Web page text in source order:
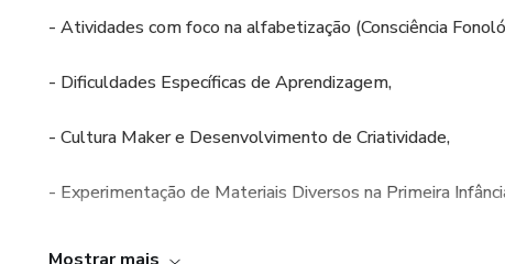
- Atividades com foco na alfabetização (Consciência
- Dificuldades Específicas de Aprendizagem,
- Cultura Maker e Desenvolvimento de Criatividade,
- Experimentação de Materiais Diversos na Primeira
- Jogos diversos,